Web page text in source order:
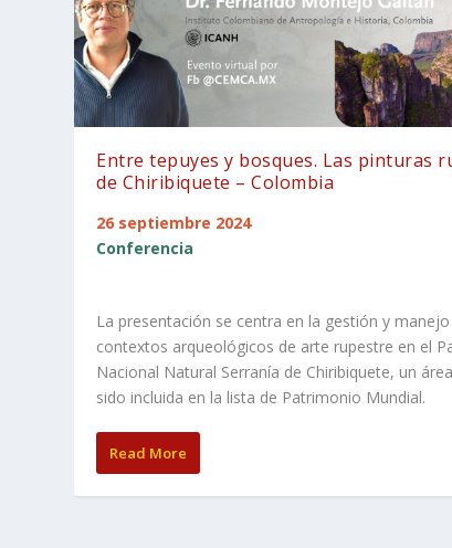
Entre tepuyes y bosques. Las pinturas
de Chiribiquete – Colombia
26 septiembre 2024
Conferencia
La presentación se centra en la gestión y
contextos arqueológicos de arte ‎rupestre en el
Nacional Natural Serranía de Chiribiquete, un
sido incluida ‎en la lista de Patrimonio Mundial.
Read More